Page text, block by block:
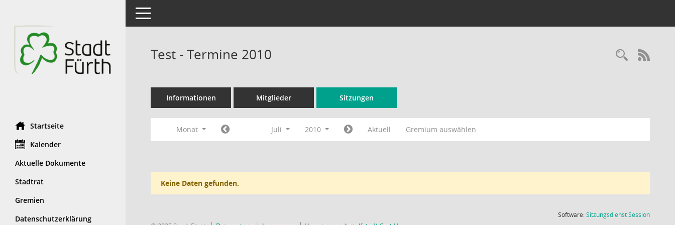
Startseite
Kalender
Aktuelle Dokumente
Stadtrat
Gremien
Datenschutzerklärung
Toggle navigation
Test - Termine 2010
Informationen Mitglieder Sitzungen
Monat Juli 2010 Aktuell Gremium auswählen
Keine Daten gefunden.
Software:SitzungsdienstSession(Wird in